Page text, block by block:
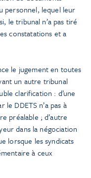
personnel, lequel leur
le tribunal n’a pas tiré
constatations et a
le jugement en toutes
un autre tribunal
clarification : d’une
DDETS n’a pas à
préalable ; d’autre
dans la négociation
lorsque les syndicats
à ceux